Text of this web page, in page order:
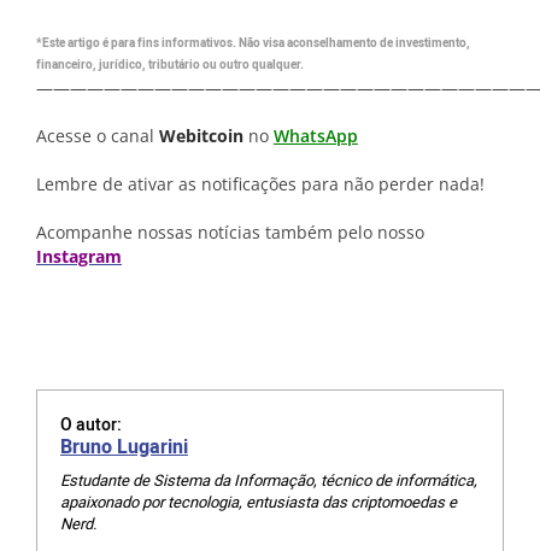
*Este artigo é para fins informativos. Não visa aconselhamento de investimento,
financeiro, jurídico, tributário ou outro qualquer.
Acesse o canal Webitcoin no WhatsApp
Lembre de ativar as notificações para não perder nada!
Acompanhe nossas notícias também pelo nosso
Instagram
O autor:
Bruno Lugarini
Estudante de Sistema da Informação, técnico de informática,
apaixonado por tecnologia, entusiasta das criptomoedas e
Nerd.